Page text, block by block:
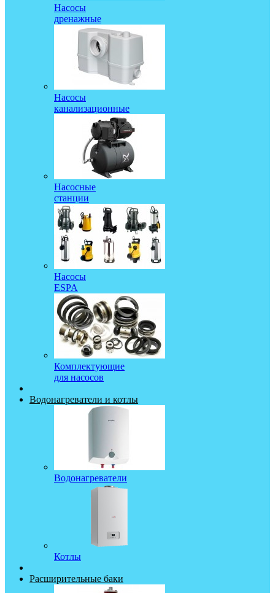
Насосы
дренажные
Насосы
канализационные
Насосные
станции
Насосы
ESPA
Комплектующие
для насосов
Водонагреватели и котлы
Водонагреватели
Котлы
Расширительные баки